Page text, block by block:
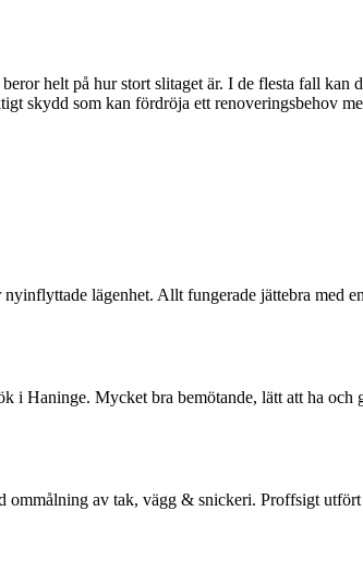
helt på hur stort slitaget är. I de flesta fall
skydd som kan fördröja ett renoveringsbehov
lägenhet. Allt fungerade jättebra med
Haninge. Mycket bra bemötande, lätt att ha
av tak, vägg & snickeri. Proffsigt